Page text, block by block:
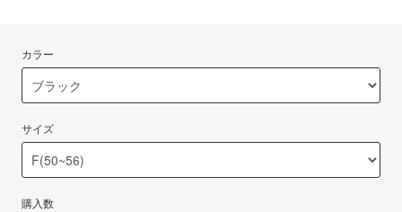
カラー
サイズ
購入数